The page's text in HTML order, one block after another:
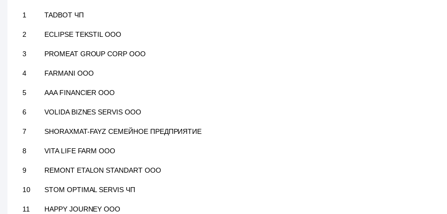
1 TADBOT ЧП
2 ECLIPSE TEKSTIL ООО
3 PROMEAT GROUP CORP ООО
4 FARMANI ООО
5 AAA FINANCIER ООО
6 VOLIDA BIZNES SERVIS ООО
7 SHORAXMAT-FAYZ СЕМЕЙНОЕ ПРЕДПРИЯТИЕ
8 VITA LIFE FARM ООО
9 REMONT ETALON STANDART ООО
10 STOM OPTIMAL SERVIS ЧП
11 HAPPY JOURNEY ООО